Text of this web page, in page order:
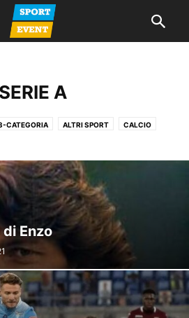
SERIE A
CATEGORIA ALTRI SPORT CALCIO
PROMOZIONE SERIE A SERIE C
D SPAZIO TIFOSI
Enzo